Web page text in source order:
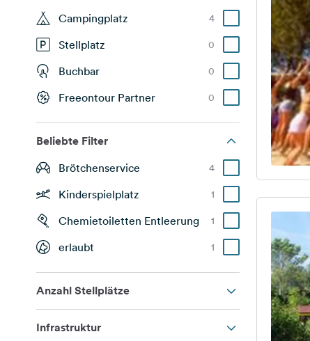
Campingplatz 4
Stellplatz 0
Buchbar 0
Freeontour Partner 0
Beliebte Filter
Brötchenservice 4
Kinderspielplatz 1
Chemietoiletten Entleerung 1
erlaubt 1
Anzahl Stellplätze
Infrastruktur